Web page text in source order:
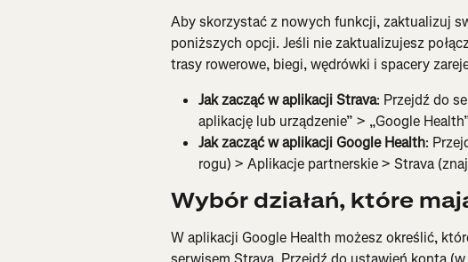
Aby skorzystać z nowych funkcji, zaktualizuj
poniższych opcji. Jeśli nie zaktualizujesz
trasy rowerowe, biegi, wędrówki i spacery
Jak zacząć w aplikacji Strava: Przejdź do
aplikację lub urządzenie” > „Google
Jak zacząć w aplikacji Google Health:
rogu) > Aplikacje partnerskie > Strava
Wybór działań, które
W aplikacji Google Health możesz określić,